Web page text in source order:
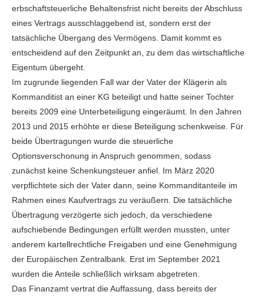
erbschaftsteuerliche Behaltensfrist nicht bereits der Abschluss
eines Vertrags ausschlaggebend ist, sondern erst der
tatsächliche Übergang des Vermögens. Damit kommt es
entscheidend auf den Zeitpunkt an, zu dem das wirtschaftliche
Eigentum übergeht.
Im zugrunde liegenden Fall war der Vater der Klägerin als
Kommanditist an einer KG beteiligt und hatte seiner Tochter
bereits 2009 eine Unterbeteiligung eingeräumt. In den Jahren
2013 und 2015 erhöhte er diese Beteiligung schenkweise. Für
beide Übertragungen wurde die steuerliche
Optionsverschonung in Anspruch genommen, sodass
zunächst keine Schenkungsteuer anfiel. Im März 2020
verpflichtete sich der Vater dann, seine Kommanditanteile im
Rahmen eines Kaufvertrags zu veräußern. Die tatsächliche
Übertragung verzögerte sich jedoch, da verschiedene
aufschiebende Bedingungen erfüllt werden mussten, unter
anderem kartellrechtliche Freigaben und eine Genehmigung
der Europäischen Zentralbank. Erst im September 2021
wurden die Anteile schließlich wirksam abgetreten.
Das Finanzamt vertrat die Auffassung, dass bereits der